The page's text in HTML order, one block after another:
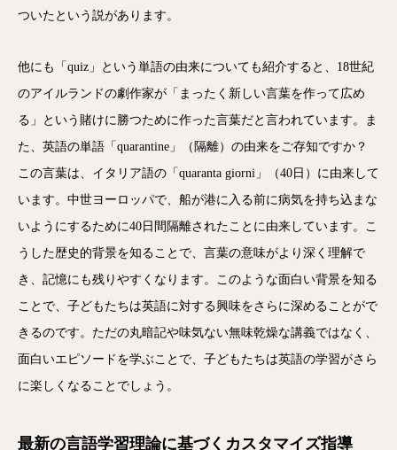
ついたという説があります。
他にも「quiz」という単語の由来についても紹介すると、18世紀
のアイルランドの劇作家が「まったく新しい言葉を作って広め
る」という賭けに勝つために作った言葉だと言われています。ま
た、英語の単語「quarantine」（隔離）の由来をご存知ですか？
この言葉は、イタリア語の「quaranta giorni」（40日）に由来して
います。中世ヨーロッパで、船が港に入る前に病気を持ち込まな
いようにするために40日間隔離されたことに由来しています。こ
うした歴史的背景を知ることで、言葉の意味がより深く理解で
き、記憶にも残りやすくなります。このような面白い背景を知る
ことで、子どもたちは英語に対する興味をさらに深めることがで
きるのです。ただの丸暗記や味気ない無味乾燥な講義ではなく、
面白いエピソードを学ぶことで、子どもたちは英語の学習がさら
に楽しくなることでしょう。
最新の言語学習理論に基づくカスタマイズ指導